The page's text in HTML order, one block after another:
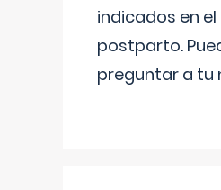
indicados en el
postparto.
preguntar a tu